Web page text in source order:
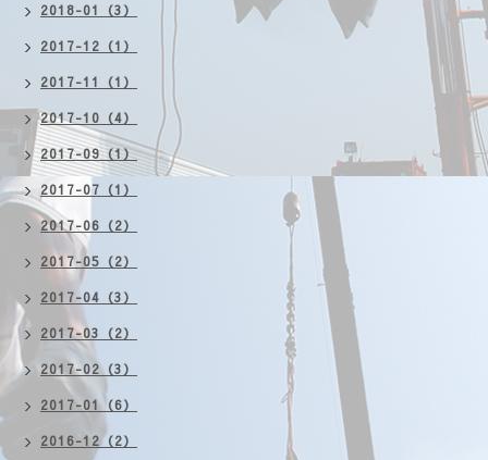
2018-01（3）
2017-12（1）
2017-11（1）
2017-10（4）
2017-09（1）
2017-07（1）
2017-06（2）
2017-05（2）
2017-04（3）
2017-03（2）
2017-02（3）
2017-01（6）
2016-12（2）